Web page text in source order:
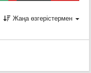
Жаңа өзгерістермен